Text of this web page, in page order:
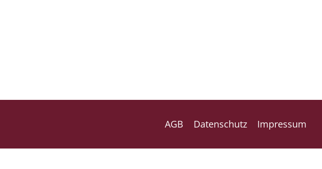
AGB Datenschutz Impressum